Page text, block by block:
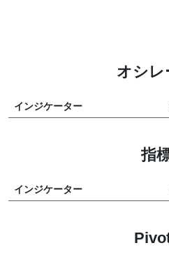
オシレ
インジケーター
指
インジケーター